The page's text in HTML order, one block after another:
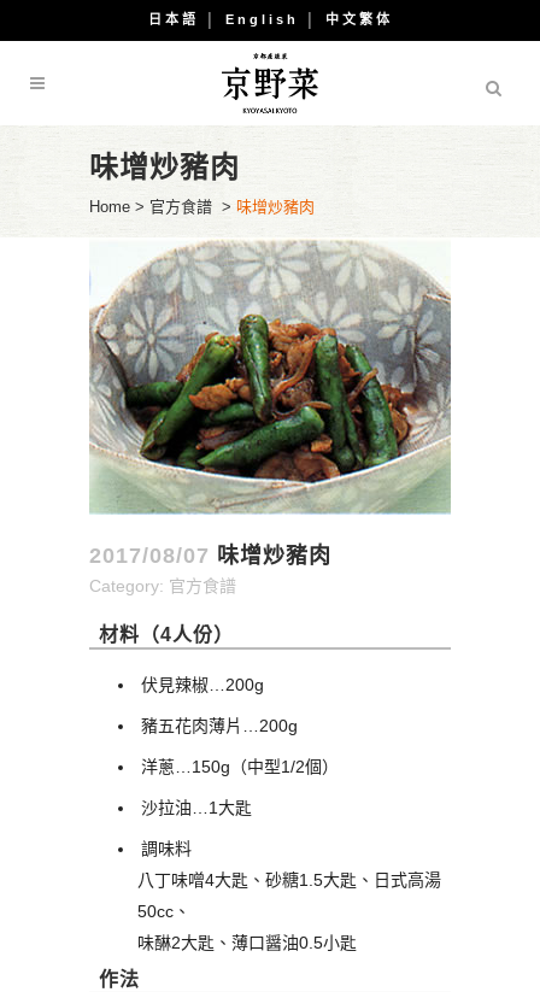
日本語 English 中文繁体
味增炒豬肉
Home > 官方食譜 > 味增炒豬肉
2017/08/07 味增炒豬肉
Category: 官方食譜
材料（4人份）
伏見辣椒…200g
豬五花肉薄片…200g
洋蔥…150g（中型1/2個）
沙拉油…1大匙
調味料
八丁味噌4大匙、砂糖1.5大匙、日式高湯
50cc、
味醂2大匙、薄口醤油0.5小匙
作法